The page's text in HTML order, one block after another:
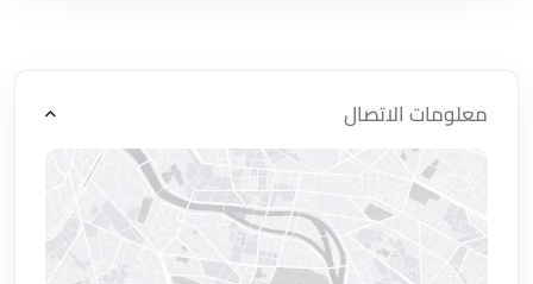
معلومات الاتصال